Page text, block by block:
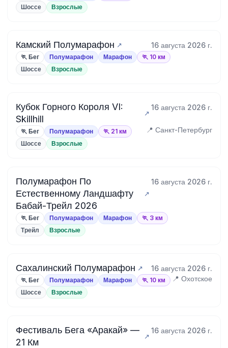
Шоссе Взрослые
Камский Полумарафон 16 августа 2026 г.
🏃 Бег Полумарафон Марафон
🏃 10 км
Шоссе
Взрослые
Кубок Горного Короля VI:
Skillhill
16 августа 2026 г.
🏃 Бег Полумарафон 🏃 21 км 📍 Санкт-Петербург
Шоссе Взрослые
Полумарафон По
Естественному Ландшафту
Бабай-Трейл 2026
16 августа 2026 г.
🏃 Бег Полумарафон Марафон
🏃 3 км
Трейл
Взрослые
Сахалинский Полумарафон 16 августа 2026 г.
🏃 Бег Полумарафон Марафон 🏃 10 км 📍 Охотское
Шоссе Взрослые
Фестиваль Бега «Аракай» —
21 Км
16 августа 2026 г.